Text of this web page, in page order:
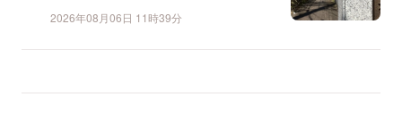
2026年08月06日 11時39分